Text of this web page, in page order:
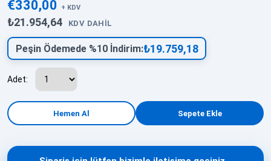
€330,00 + KDV
₺21.954,64 KDV DAHIL
Peşin Ödemede %10 İndirim:₺19.759,18
Adet: